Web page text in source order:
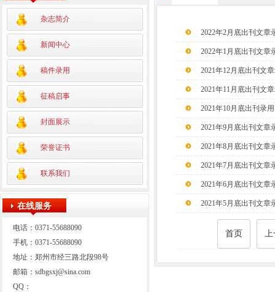
杂志简介
新闻中心
稿件录用
征稿启事
封面展示
荣誉证书
联系我们
在线服务
电话：0371-55688090
手机：0371-55688090
地址：郑州市经三路北段98号
邮箱：sdbgsxj@sina.com
QQ：
2022年2月底出刊文章
2022年1月底出刊文章
2021年12月底出刊文
2021年11月底出刊文
2021年10月底出刊录用
2021年9月底出刊文章
2021年8月底出刊文章
2021年7月底出刊文章
2021年6月底出刊文章
2021年5月底出刊文章
首页 上